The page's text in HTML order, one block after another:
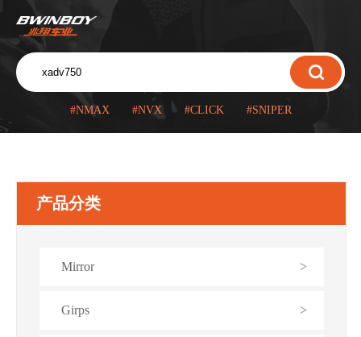
#NMAX #NVX #CLICK #SNIPER
产品分类
>
Mirror
>
Girps